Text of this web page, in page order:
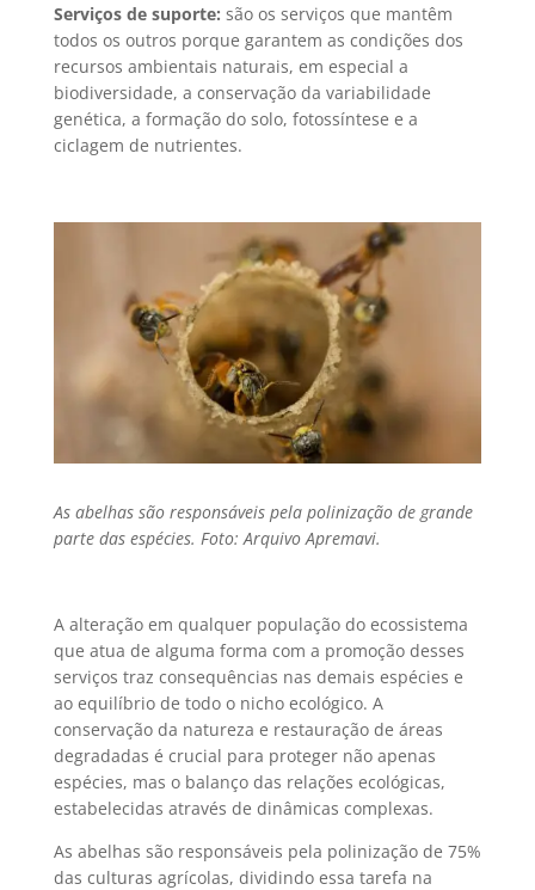
Serviços de suporte: são os serviços que mantêm
todos os outros porque garantem as condições dos
recursos ambientais naturais, em especial a
biodiversidade, a conservação da variabilidade
genética, a formação do solo, fotossíntese e a
ciclagem de nutrientes.
As abelhas são responsáveis pela polinização de grande
parte das espécies. Foto: Arquivo Apremavi.
A alteração em qualquer população do ecossistema
que atua de alguma forma com a promoção desses
serviços traz consequências nas demais espécies e
ao equilíbrio de todo o nicho ecológico. A
conservação da natureza e restauração de áreas
degradadas é crucial para proteger não apenas
espécies, mas o balanço das relações ecológicas,
estabelecidas através de dinâmicas complexas.
As abelhas são responsáveis pela polinização de 75%
das culturas agrícolas, dividindo essa tarefa na